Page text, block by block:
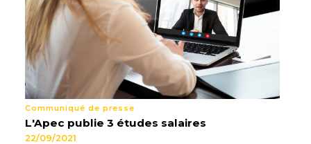
Communiqué de presse
L'Apec publie 3 études salaires
22/09/2021